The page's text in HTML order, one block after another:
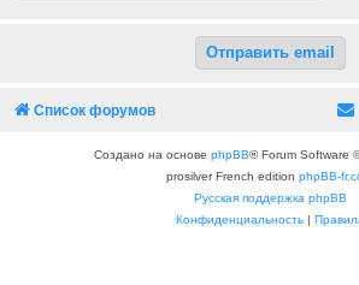
Список форумов
Создано на основе phpBB® Forum Software
prosilver French edition phpBB-
Русская поддержка phpBB
Конфиденциальность|